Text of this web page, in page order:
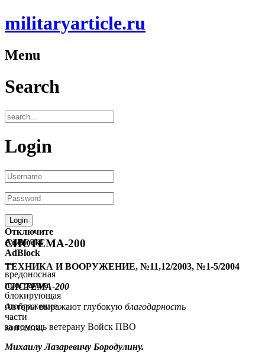
militaryarticle.ru
Menu
Search
Login
Отключите
AdBlock!
AdBlock
—
вредоносная
программа,
блокирующая
отображение
части
контента.
СИСТЕМА-200
ТЕХНИКА И ВООРУЖЕНИЕ, №11,12/2003, №1-5/2004
СИСТЕМА-200
Авторы выражают глубокую благодарность
за помощь ветерану Войск ПВО
Михаилу Лазаревичу Бородулину.